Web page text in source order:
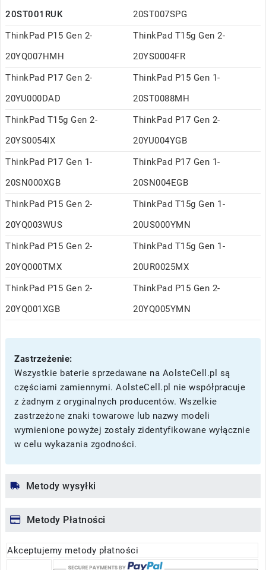
20ST001RUK
20ST007SPG
ThinkPad P15 Gen 2-
20YQ007HMH
ThinkPad T15g Gen 2-
20YS0004FR
ThinkPad P17 Gen 2-
20YU000DAD
ThinkPad P15 Gen 1-
20ST0088MH
ThinkPad T15g Gen 2-
20YS0054IX
ThinkPad P17 Gen 2-
20YU004YGB
ThinkPad P17 Gen 1-
20SN000XGB
ThinkPad P17 Gen 1-
20SN004EGB
ThinkPad P15 Gen 2-
20YQ003WUS
ThinkPad T15g Gen 1-
20US000YMN
ThinkPad P15 Gen 2-
20YQ000TMX
ThinkPad T15g Gen 1-
20UR0025MX
ThinkPad P15 Gen 2-
20YQ001XGB
ThinkPad P15 Gen 2-
20YQ005YMN
Zastrzeżenie:
Wszystkie baterie sprzedawane na AolsteCell.pl są
częściami zamiennymi. AolsteCell.pl nie współpracuje
z żadnym z oryginalnych producentów. Wszelkie
zastrzeżone znaki towarowe lub nazwy modeli
wymienione powyżej zostały zidentyfikowane wyłącznie
w celu wykazania zgodności.
Metody wysyłki
Metody Płatności
Akceptujemy metody płatności